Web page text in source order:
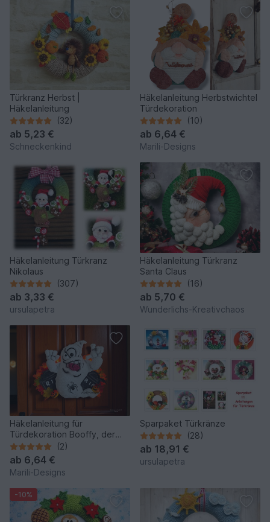
Türkranz Herbst |
Häkelanleitung
(32)
ab 5,23 €
Schneckenkind
Häkelanleitung Herbstwichtel
Türdekoration
(10)
ab 6,64 €
Marili-Designs
Häkelanleitung Türkranz
Nikolaus
(307)
ab 3,33 €
ursulapetra
Häkelanleitung Türkranz
Santa Claus
(16)
ab 5,70 €
Wunderlichs-Kreativchaos
Häkelanleitung für
Türdekoration Booffy, der
Türgeist
(2)
ab 6,64 €
Marili-Designs
Sparpaket Türkränze
(28)
ab 18,91 €
ursulapetra
-10%